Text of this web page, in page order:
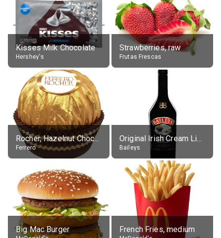
Kisses Milk Chocolate
Hershey's
Strawberries, raw
Frutas Frescas
Rocher, Hazelnut Chocolate Ball
Ferrero
Original Irish Cream Liqueur (17% alc.)
Baileys
Big Mac Burger French Fries, medium